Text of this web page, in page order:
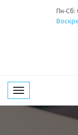
Пн-Сб:
Toggle navigation